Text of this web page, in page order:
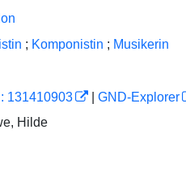
; Komponistin ; Musikerin
131410903 GND-Explorer
Hilde